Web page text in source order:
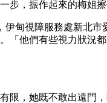
，振作起來的梅姐
甸視障服務處新北
「他們有些視力狀況
限，她既不敢出遠門